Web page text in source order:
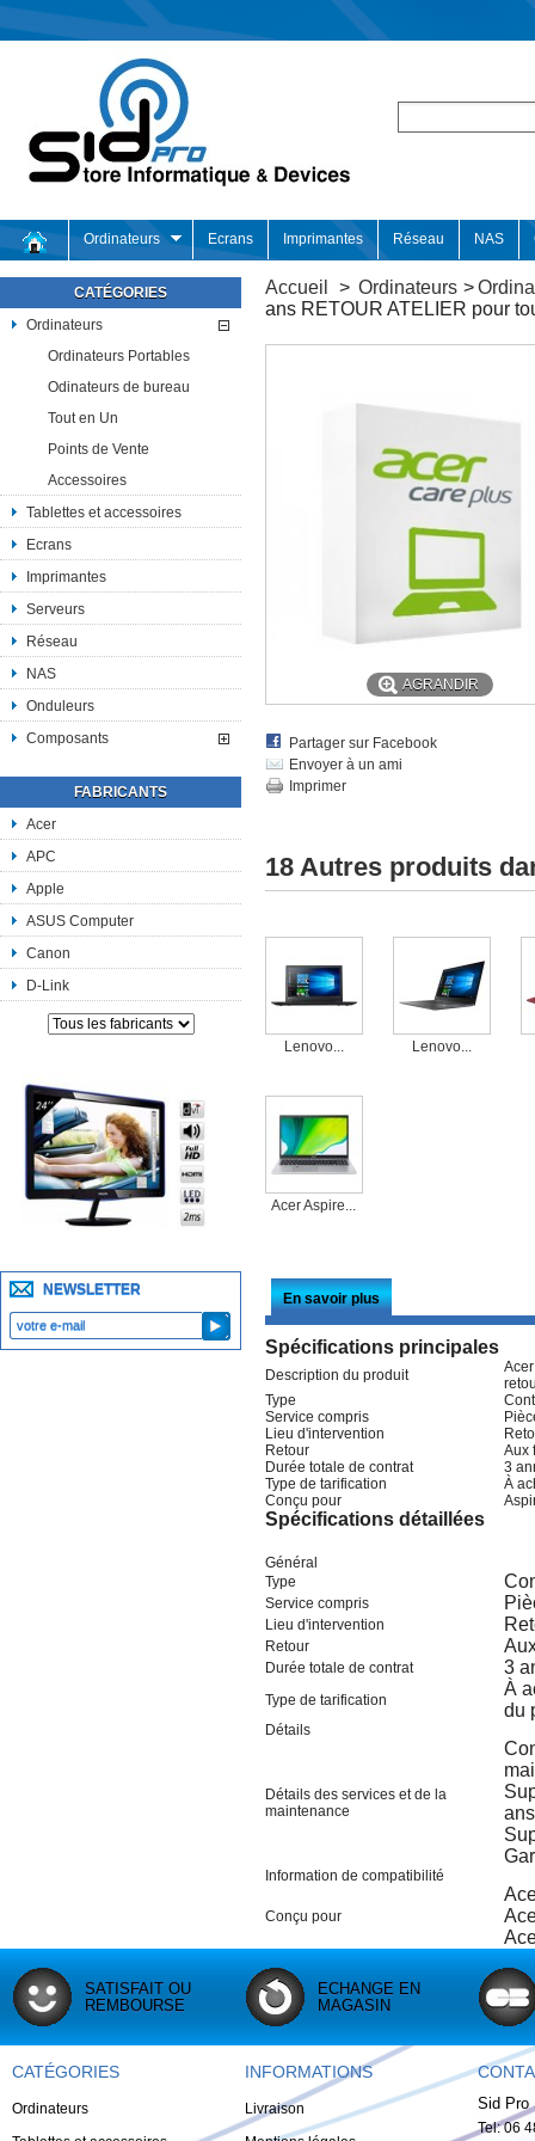
Ordinateurs Ecrans Imprimantes Réseau NAS
CATÉGORIES
Ordinateurs
Ordinateurs Portables
Odinateurs de bureau
Tout en Un
Points de Vente
Accessoires
Tablettes et accessoires
Ecrans
Imprimantes
Serveurs
Réseau
NAS
Onduleurs
Composants
FABRICANTS
Acer
APC
Apple
ASUS Computer
Canon
D-Link
NEWSLETTER
Accueil > Ordinateurs >
ans RETOUR ATELIER pour
AGRANDIR
Partager sur Facebook
Envoyer à un ami
Imprimer
18 Autres produits
Lenovo... Lenovo...
Acer Aspire...
En savoir plus
Spécifications principales
Description du produit
Type
Service compris
Lieu d'intervention
Retour
Aux
Durée totale de contrat
3
Type de tarification
À
Conçu pour
Spécifications détaillées
Général
Type
Service compris
Lieu d'intervention
Retour
Durée totale de contrat 3
Type de tarification
À
du
Détails
Détails des services et de la
maintenance
ans
Information de compatibilité
Conçu pour
SATISFAIT OU
REMBOURSE
ECHANGE EN
MAGASIN
CATÉGORIES
Ordinateurs
INFORMATIONS
Livraison
Sid Pro
Tel: 06